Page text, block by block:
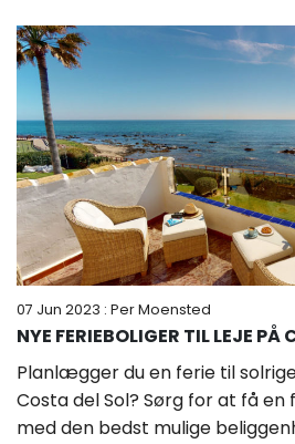
07 Jun 2023 : Per Moensted
NYE FERIEBOLIGER TIL LEJE PÅ
Planlægger du en ferie til
Costa del Sol? Sørg for at få
med den bedst mulige